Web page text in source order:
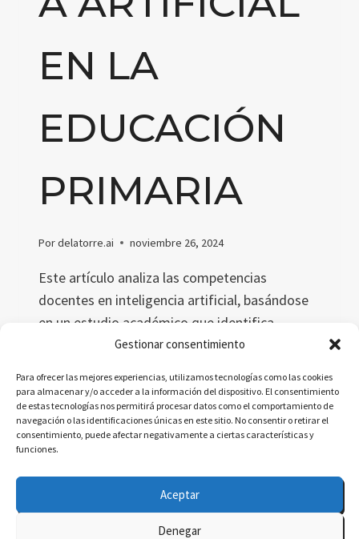
Gestionar consentimiento
Para ofrecer las mejores experiencias, utilizamos tecnologías como las cookies
para almacenar y/o acceder a la información del dispositivo. El consentimiento
de estas tecnologías nos permitirá procesar datos como el comportamiento de
navegación o las identificaciones únicas en este sitio. No consentir o retirar el
consentimiento, puede afectar negativamente a ciertas características y
funciones.
Aceptar
Denegar
EN LA
EDUCACIÓN
PRIMARIA
Pordelatorre.ai noviembre 26, 2024
Este artículo analiza las competencias
docentes en inteligencia artificial, basándose
en un estudio académico que identifica
conocimientos, habilidades y actitudes clave
Exploramos su relevancia global, retos y cómo
liderar la transformación educativa con IA.
LEER MÁS